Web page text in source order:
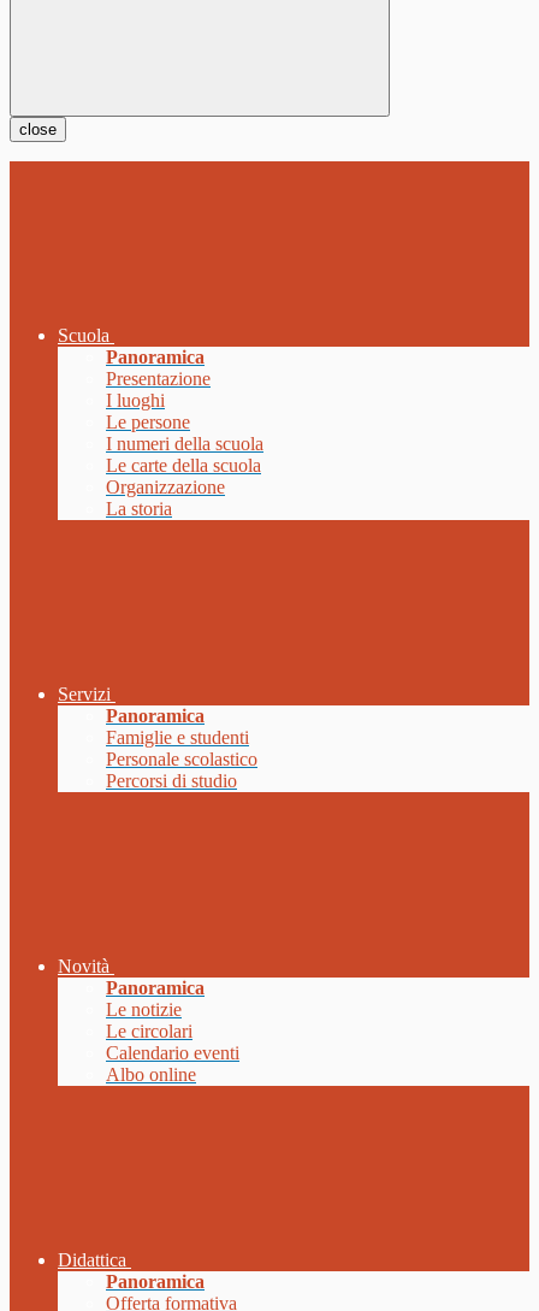
close
Scuola
Panoramica
Presentazione
I luoghi
Le persone
I numeri della scuola
Le carte della scuola
Organizzazione
La storia
Servizi
Panoramica
Famiglie e studenti
Personale scolastico
Percorsi di studio
Novità
Panoramica
Le notizie
Le circolari
Calendario eventi
Albo online
Didattica
Panoramica
Offerta formativa